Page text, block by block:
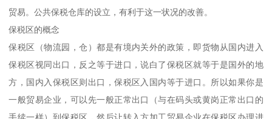
贸易。公共保税仓库的设立，有利于这一状况的改善。
保税区的概念
保税区（物流园，仓）都是有境内关外的政策，即货物从国内进入
保税区视同出口，反之等于进口，说白了保税区就等于是国外的地
方，国内入保税区则出口，保税区入国内等于进口。所以如果你是
一般贸易企业，可以先一般正常出口（与在码头或黄岗正常出口的